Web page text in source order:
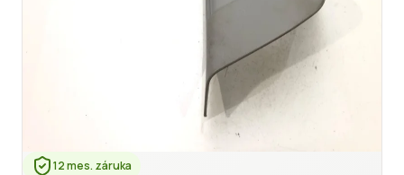
12 mes. záruka